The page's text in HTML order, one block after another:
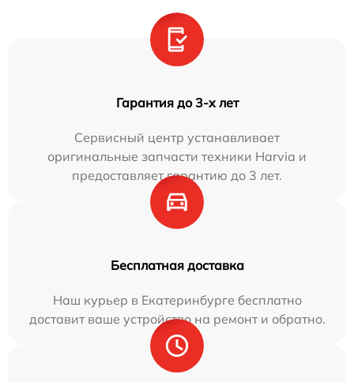
Гарантия до 3-х лет
Сервисный центр устанавливает
оригинальные запчасти техники Harvia и
предоставляет гарантию до 3 лет.
Бесплатная доставка
Наш курьер в Екатеринбурге бесплатно
доставит ваше устройство на ремонт и обратно.